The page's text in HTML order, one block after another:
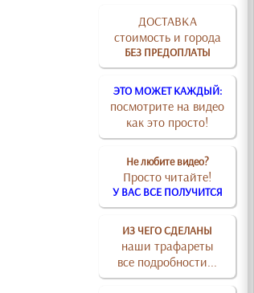
ДОСТАВКА
стоимость и города
БЕЗ ПРЕДОПЛАТЫ
ЭТО МОЖЕТ КАЖДЫЙ:
посмотрите на видео
как это просто!
Не любите видео?
Просто читайте!
У ВАС ВСЕ ПОЛУЧИТСЯ
ИЗ ЧЕГО СДЕЛАНЫ
наши трафареты
все подробности...